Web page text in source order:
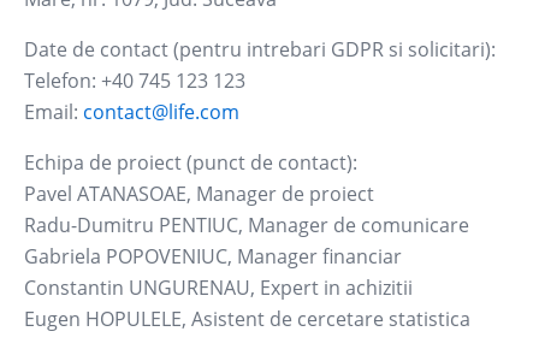
Date de contact (pentru intrebari GDPR si solicitari):
Telefon: +40 745 123 123
Email: contact@life.com
Echipa de proiect (punct de contact):
Pavel ATANASOAE, Manager de proiect
Radu-Dumitru PENTIUC, Manager de comunicare
Gabriela POPOVENIUC, Manager financiar
Constantin UNGURENAU, Expert in achizitii
Eugen HOPULELE, Asistent de cercetare statistica